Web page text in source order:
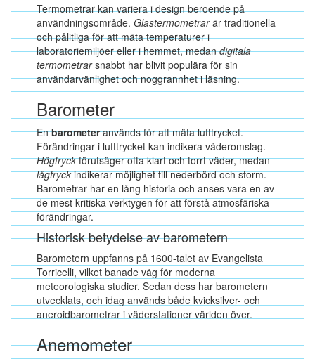
Termometrar kan variera i design beroende på
användningsområde.Glastermometrarär traditionella
och pålitliga för att mäta temperaturer i
laboratoriemiljöer eller i hemmet, medandigitala
termometrarsnabbt har blivit populära för sin
användarvänlighet och noggrannhet i läsning.
Barometer
Enbarometeranvänds för att mäta lufttrycket.
Förändringar i lufttrycket kan indikera väderomslag.
Högtryckförutsäger ofta klart och torrt väder, medan
lågtryckindikerar möjlighet till nederbörd och storm.
Barometrar har en lång historia och anses vara en av
de mest kritiska verktygen för att förstå atmosfäriska
förändringar.
Historisk betydelse av barometern
Barometern uppfanns på 1600-talet av Evangelista
Torricelli, vilket banade väg för moderna
meteorologiska studier. Sedan dess har barometern
utvecklats, och idag används både kvicksilver- och
aneroidbarometrar i väderstationer världen över.
Anemometer